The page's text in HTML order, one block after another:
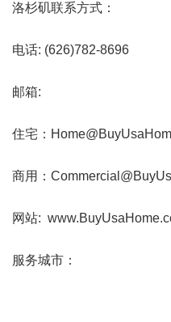
洛杉矶联系方式：
电话: (626)782-8696
邮箱:
住宅：
商用：
网站:
服务城市：